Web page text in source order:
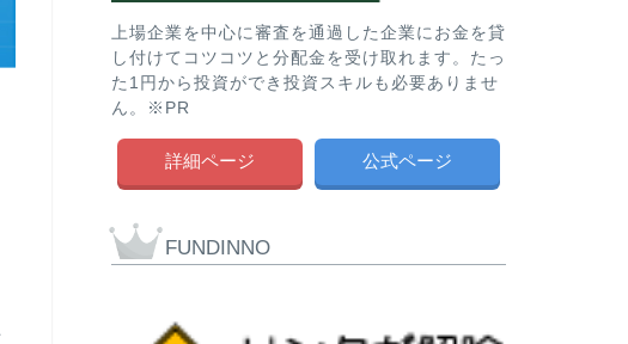
上場企業を中心に審査を通過した企業にお金を貸
し付けてコツコツと分配金を受け取れます。たっ
た1円から投資ができ投資スキルも必要ありませ
ん。※PR
詳細ページ 公式ページ
FUNDINNO